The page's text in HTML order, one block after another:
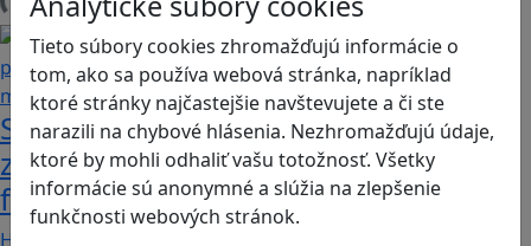
Tieto súbory cookies zhromažďujú informácie o
tom, ako sa používa webová stránka, napríklad
ktoré stránky najčastejšie navštevujete a či ste
narazili na chybové hlásenia. Nezhromažďujú údaje,
ktoré by mohli odhaliť vašu totožnosť. Všetky
informácie sú anonymné a slúžia na zlepšenie
funkčnosti webových stránok.
Načítam blogy
Stanete sa influencerom, keď budete
zdieľať iba pravdivé, nie alternatívne
fakty? Dozviete sa v hre Follow me
Hráči a hráčky sa stávajú používateľmi/kami…